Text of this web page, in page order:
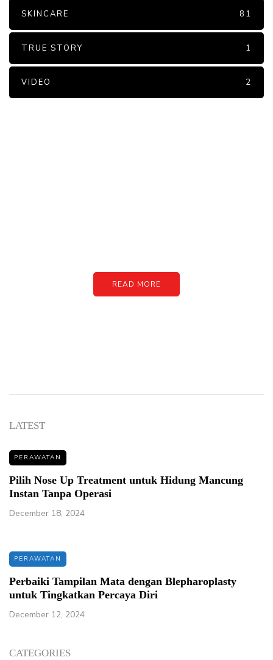
SKINCARE 81
TRUE STORY 1
VIDEO 2
READ MORE
LATEST
PERAWATAN
Pilih Nose Up Treatment untuk Hidung Mancung
Instan Tanpa Operasi
December 18, 2024
PERAWATAN
Perbaiki Tampilan Mata dengan Blepharoplasty
untuk Tingkatkan Percaya Diri
December 12, 2024
CATEGORIES